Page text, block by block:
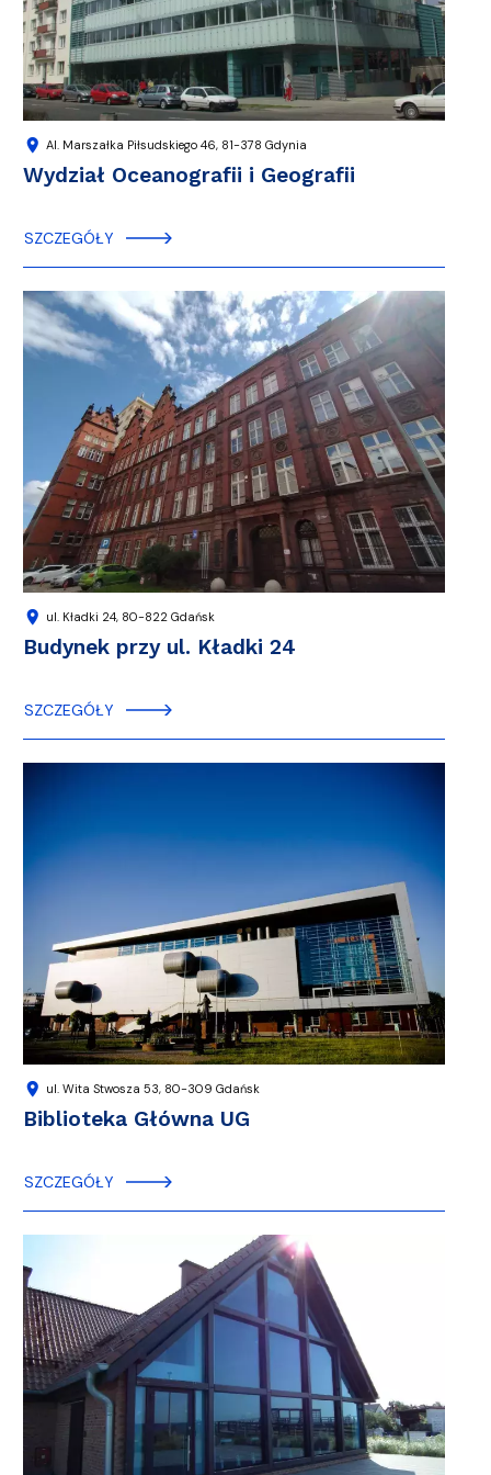
location_on Al. Marszałka Piłsudskiego 46, 81-378 Gdynia
Wydział Oceanografii i Geografii
SZCZEGÓŁY
location_on ul. Kładki 24, 80-822 Gdańsk
Budynek przy ul. Kładki 24
SZCZEGÓŁY
location_on ul. Wita Stwosza 53, 80-309 Gdańsk
Biblioteka Główna UG
SZCZEGÓŁY